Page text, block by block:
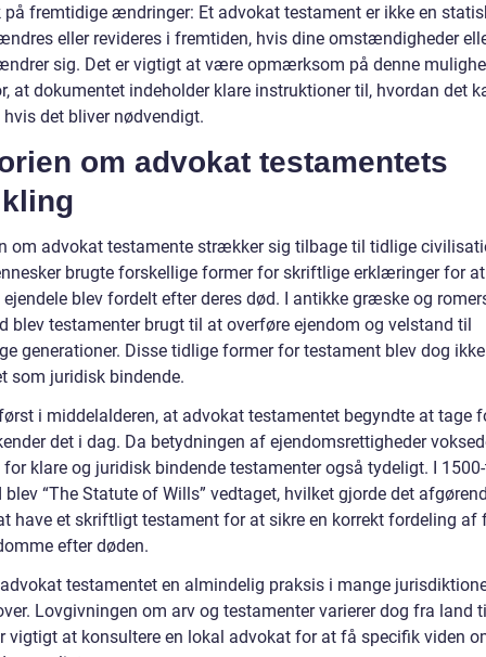
fremtidige ændringer: Et advokat testament er ikke en
eller revideres i fremtiden, hvis dine omstændigheder
sig. Det er vigtigt at være opmærksom på denne
at dokumentet indeholder klare instruktioner til, hvordan det
det bliver nødvendigt.
om advokat testamentets
om advokat testamente strækker sig tilbage til tidlige
brugte forskellige former for skriftlige erklæringer for
ejendele blev fordelt efter deres død. I antikke græske og
blev testamenter brugt til at overføre ejendom og velstand til
generationer. Disse tidlige former for testament blev dog
som juridisk bindende.
i middelalderen, at advokat testamentet begyndte at tage
det i dag. Da betydningen af ejendomsrettigheder
for klare og juridisk bindende testamenter også tydeligt. I
blev “The Statute of Wills” vedtaget, hvilket gjorde det
have et skriftligt testament for at sikre en korrekt fordeling af
efter døden.
testamentet en almindelig praksis i mange
Lovgivningen om arv og testamenter varierer dog fra land
vigtigt at konsultere en lokal advokat for at få specifik viden